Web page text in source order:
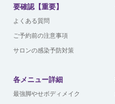
要確認【重要】
よくある質問
ご予約前の注意事項
サロンの感染予防対策
各メニュー詳細
最強脚やせボディメイク